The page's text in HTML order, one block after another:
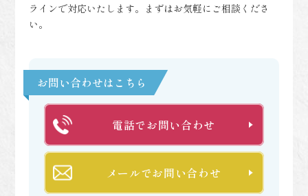
ラインで対応いたします。まずはお気軽にご相談くださ
い。
お問い合わせはこちら
電話でお問い合わせ
メールでお問い合わせ